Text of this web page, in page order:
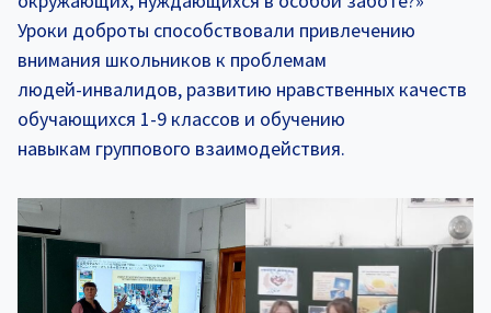
Уроки доброты способствовали привлечению
внимания школьников к проблемам
людей-инвалидов, развитию нравственных качеств
обучающихся 1-9 классов и обучению
навыкам группового взаимодействия.